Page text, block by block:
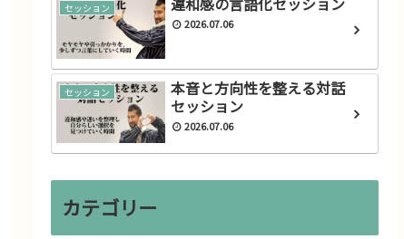
スターシードが出演するドラ
セッション
2026.07.06
セッション
本音と方向性を整える対話
セッション
2026.07.06
カテゴリー